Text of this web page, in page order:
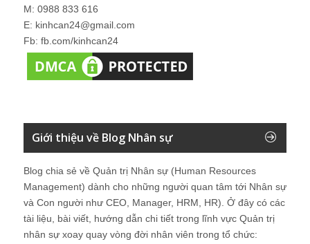
M: 0988 833 616
E: kinhcan24@gmail.com
Fb: fb.com/kinhcan24
Giới thiệu về Blog Nhân sự
Blog chia sẻ về Quản trị Nhân sự (Human Resources
Management) dành cho những người quan tâm tới Nhân sự
và Con người như CEO, Manager, HRM, HR). Ở đây có các
tài liệu, bài viết, hướng dẫn chi tiết trong lĩnh vực Quản trị
nhân sự xoay quay vòng đời nhân viên trong tổ chức: